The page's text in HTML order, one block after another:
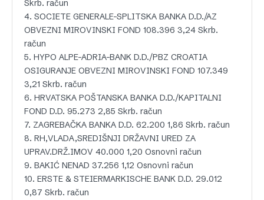
Skrb. račun
4. SOCIETE GENERALE-SPLITSKA BANKA D.D./AZ
OBVEZNI MIROVINSKI FOND 108.396 3,24 Skrb.
račun
5. HYPO ALPE-ADRIA-BANK D.D./PBZ CROATIA
OSIGURANJE OBVEZNI MIROVINSKI FOND 107.349
3,21 Skrb. račun
6. HRVATSKA POŠTANSKA BANKA D.D./KAPITALNI
FOND D.D. 95.273 2,85 Skrb. račun
7. ZAGREBAČKA BANKA D.D. 62.200 1,86 Skrb. račun
8. RH,VLADA,SREDIŠNJI DRŽAVNI URED ZA
UPRAV.DRŽ.IMOV 40.000 1,20 Osnovni račun
9. BAKIĆ NENAD 37.256 1,12 Osnovni račun
10. ERSTE & STEIERMARKISCHE BANK D.D. 29.012
0,87 Skrb. račun